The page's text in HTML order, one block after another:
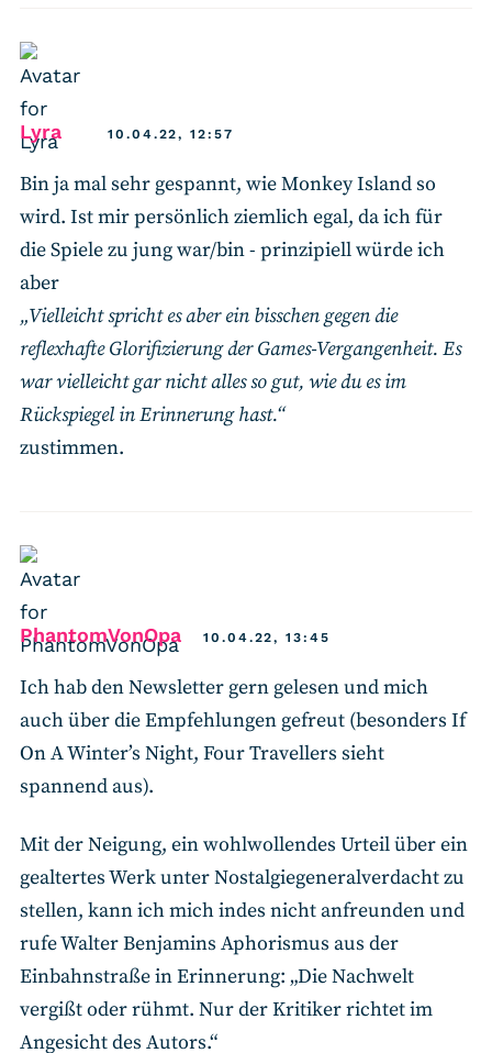
Lyra 10.04.22, 12:57
Bin ja mal sehr gespannt, wie Monkey Island so
wird. Ist mir persönlich ziemlich egal, da ich für
die Spiele zu jung war/bin - prinzipiell würde ich
aber
„Vielleicht spricht es aber ein bisschen gegen die
reflexhafte Glorifizierung der Games-Vergangenheit. Es
war vielleicht gar nicht alles so gut, wie du es im
Rückspiegel in Erinnerung hast.“
zustimmen.
PhantomVonOpasays:10.04.22, 13:45
Ich hab den Newsletter gern gelesen und mich
auch über die Empfehlungen gefreut (besonders If
On A Winter’s Night, Four Travellers sieht
spannend aus).
Mit der Neigung, ein wohlwollendes Urteil über ein
gealtertes Werk unter Nostalgiegeneralverdacht zu
stellen, kann ich mich indes nicht anfreunden und
rufe Walter Benjamins Aphorismus aus der
Einbahnstraße in Erinnerung: „Die Nachwelt
vergißt oder rühmt. Nur der Kritiker richtet im
Angesicht des Autors.“